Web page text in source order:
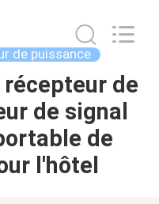
de puissance
de
de signal
de
l'hôtel